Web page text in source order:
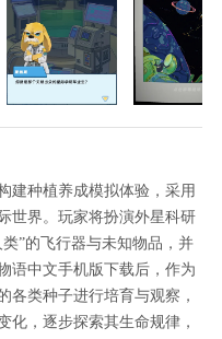
建种植养成模拟体验，采用
世界。玩家将扮演外星科研
”的飞行器与未知物品，并
语中文手机版下载后，作为
各类种子进行培育与观察，
化，逐步探索其生命规律，